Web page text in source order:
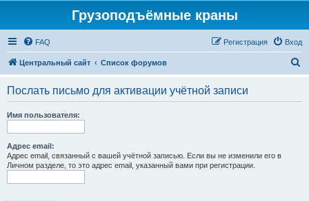
Грузоподъёмные краны
FAQ Вход
Регистрация
Центральный сайт Список форумов
Послать письмо для активации учётной записи
Имя пользователя:
Адрес email:
Адрес email, связанный с вашей учётной записью. Если вы не изменили его в
Личном разделе, то это адрес email, указанный вами при регистрации.